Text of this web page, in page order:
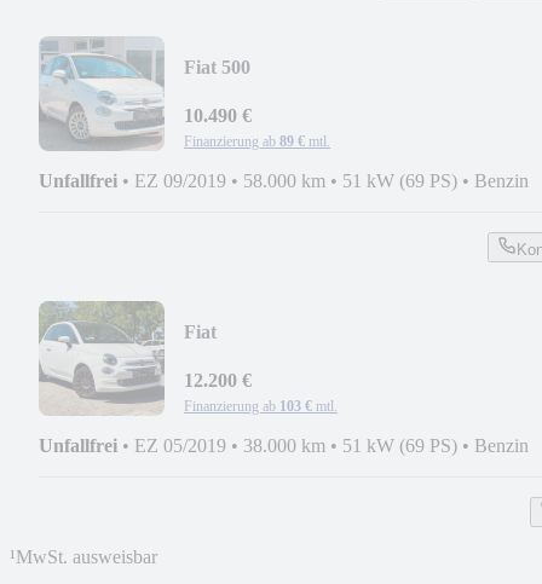
Fiat 500
neu
10.490 €
Finanzierung ab 89 € mtl.
Unfallfrei • EZ 09/2019 • 58.000 km • 51 kW (69 PS) • Benzin
Fiat
12.200 €
Finanzierung ab 103 € mtl.
Unfallfrei • EZ 05/2019 • 38.000 km • 51 kW (69 PS) • Benzin
¹MwSt. ausweisbar